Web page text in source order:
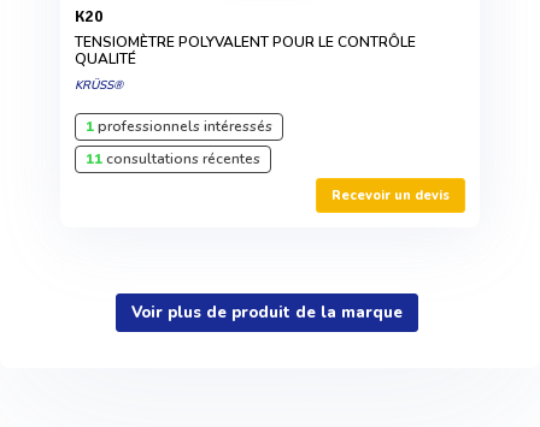
K20
TENSIOMÈTRE POLYVALENT POUR LE CONTRÔLE
QUALITÉ
KRÜSS®
1professionnels intéressés
11consultations récentes
Recevoir un devis
Voir plus de produit de la marque